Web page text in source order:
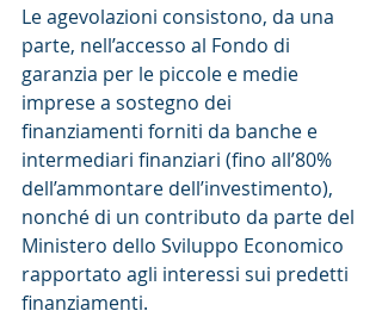
Le agevolazioni consistono, da una
parte, nell’accesso al Fondo di
garanzia per le piccole e medie
imprese a sostegno dei
finanziamenti forniti da banche e
intermediari finanziari (fino all’80%
dell’ammontare dell’investimento),
nonché di un contributo da parte del
Ministero dello Sviluppo Economico
rapportato agli interessi sui predetti
finanziamenti.